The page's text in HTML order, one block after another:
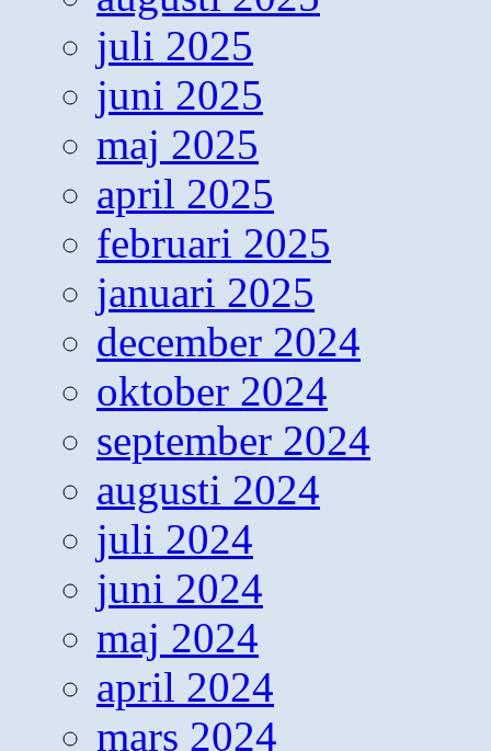
juli 2025
juni 2025
maj 2025
april 2025
februari 2025
januari 2025
december 2024
oktober 2024
september 2024
augusti 2024
juli 2024
juni 2024
maj 2024
april 2024
mars 2024